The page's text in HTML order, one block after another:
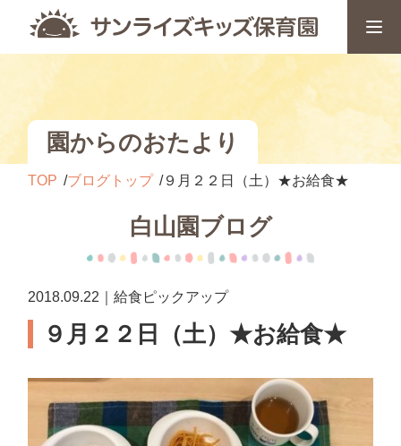
園からのおたより
TOP ブログトップ ９月２２日（土）★お給食★
白山園ブログ
2018.09.22｜給食ピックアップ
９月２２日（土）★お給食★